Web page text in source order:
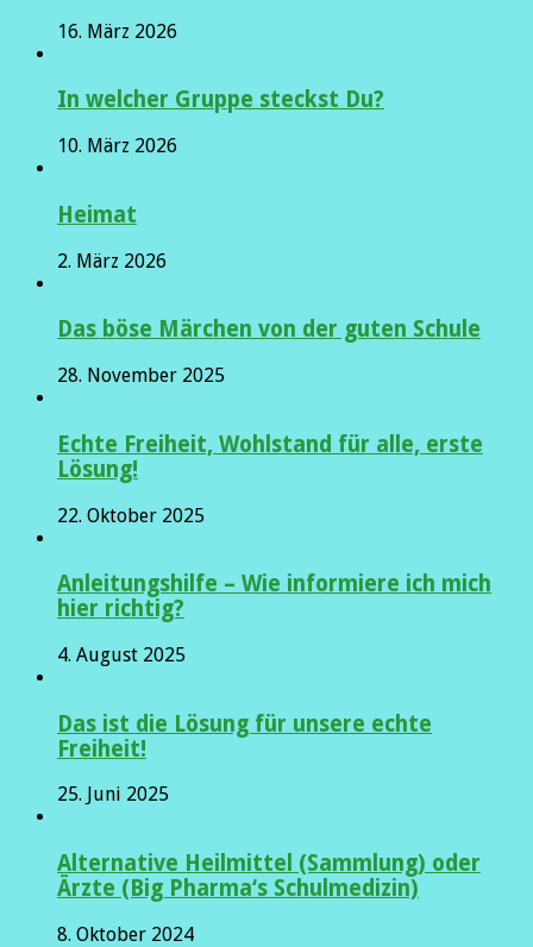
16. März 2026
In welcher Gruppe steckst Du?
10. März 2026
Heimat
2. März 2026
Das böse Märchen von der guten Schule
28. November 2025
Echte Freiheit, Wohlstand für alle, erste
Lösung!
22. Oktober 2025
Anleitungshilfe – Wie informiere ich mich
hier richtig?
4. August 2025
Das ist die Lösung für unsere echte
Freiheit!
25. Juni 2025
Alternative Heilmittel (Sammlung) oder
Ärzte (Big Pharma‘s Schulmedizin)
8. Oktober 2024